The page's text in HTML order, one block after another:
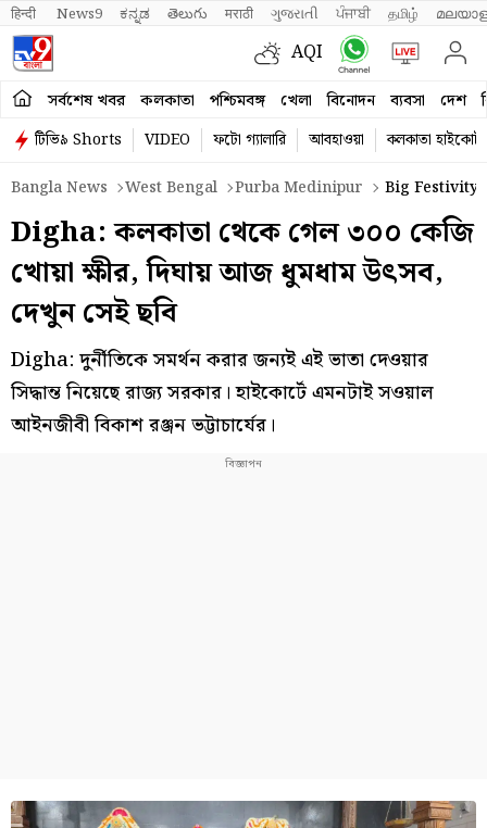
हिन्दी News9 ಕನ್ನಡ తెలుగు मराठी ગુજરાતી ਪੰਜਾਬੀ தமிழ்
AQI
সর্বশেষ খবর কলকাতা পশ্চিমবঙ্গ খেলা বিনোদন ব্যবসা দেশ
টিভি৯ Shorts VIDEO ফটো গ্যালারি আবহাওয়া
কলকাতা হাইকোর্ট
Bangla News
West Bengal Purba Medinipur Big Festivity
Digha: কলকাতা থেকে গেল ৩০০ কেজি
খোয়া ক্ষীর, দিঘায় আজ ধুমধাম উৎসব,
দেখুন সেই ছবি
Digha: দুর্নীতিকে সমর্থন করার জন্যই এই ভাতা দেওয়ার
সিদ্ধান্ত নিয়েছে রাজ্য সরকার। হাইকোর্টে এমনটাই সওয়াল
আইনজীবী বিকাশ রঞ্জন ভট্টাচার্যের।